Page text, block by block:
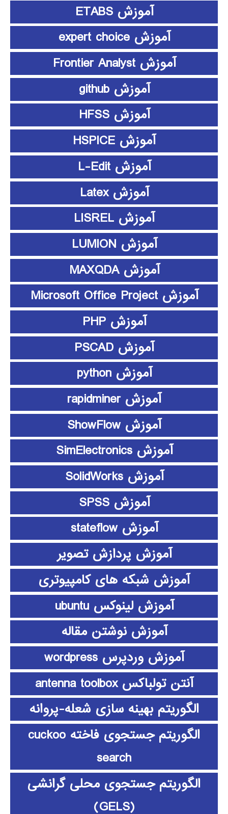
آموزش ETABS
آموزش expert choice
آموزش Frontier Analyst
آموزش github
آموزش HFSS
آموزش HSPICE
آموزش L-Edit
آموزش Latex
آموزش LISREL
آموزش LUMION
آموزش MAXQDA
آموزش Microsoft Office Project
آموزش PHP
آموزش PSCAD
آموزش python
آموزش rapidminer
آموزش ShowFlow
آموزش SimElectronics
آموزش SolidWorks
آموزش SPSS
آموزش stateflow
آموزش پردازش تصویر
آموزش شبکه های کامپیوتری
آموزش لینوکس ubuntu
آموزش نوشتن مقاله
آموزش وردپرس wordpress
آنتن تولباکس antenna toolbox
الگوریتم بهینه سازی شعله-پروانه
الگوریتم جستجوی فاخته cuckoo
search
الگوریتم جستجوی محلی گرانشی
(GELS)